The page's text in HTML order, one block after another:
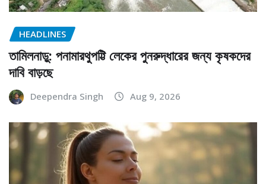
HEADLINES
তামিলনাড়ু: পনামারথুপট্টি লেকের পুনরুদ্ধারের জন্য কৃষকদের
দাবি বাড়ছে
Deependra Singh Aug 9, 2026